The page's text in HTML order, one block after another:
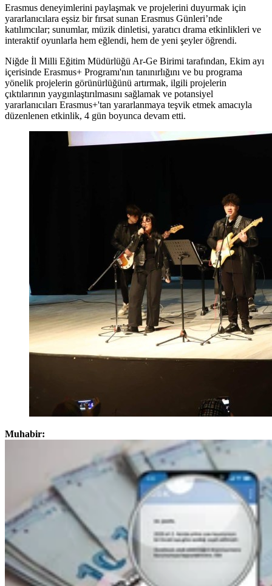
Erasmus deneyimlerini paylaşmak ve projelerini duyurmak için
yararlanıcılara eşsiz bir fırsat sunan Erasmus Günleri’nde
katılımcılar; sunumlar, müzik dinletisi, yaratıcı drama etkinlikleri ve
interaktif oyunlarla hem eğlendi, hem de yeni şeyler öğrendi.
Niğde İl Milli Eğitim Müdürlüğü Ar-Ge Birimi tarafından, Ekim ayı
içerisinde Erasmus+ Programı'nın tanınırlığını ve bu programa
yönelik projelerin görünürlüğünü artırmak, ilgili projelerin
çıktılarının yaygınlaştırılmasını sağlamak ve potansiyel
yararlanıcıları Erasmus+'tan yararlanmaya teşvik etmek amacıyla
düzenlenen etkinlik, 4 gün boyunca devam etti.
Muhabir: